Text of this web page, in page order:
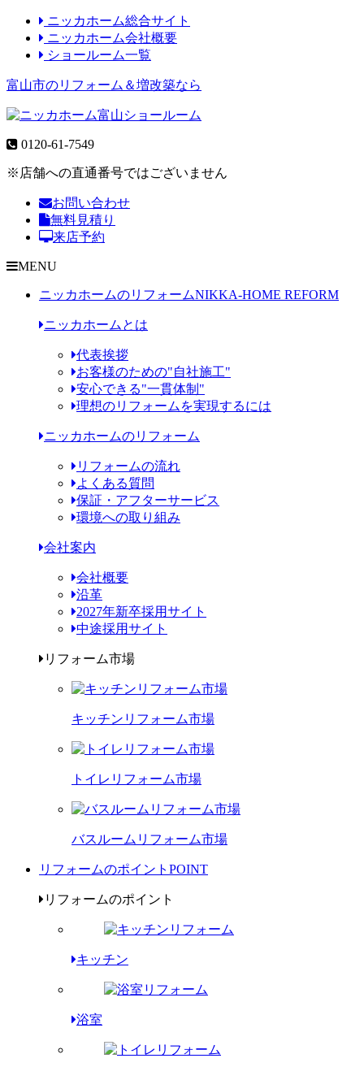
ニッカホーム総合サイト
ニッカホーム会社概要
ショールーム一覧
富山市のリフォーム＆増改築なら
0120-61-7549
※店舗への直通番号ではございません
お問い合わせ
無料見積り
来店予約
MENU
ニッカホームのリフォームNIKKA-HOME REFORM
ニッカホームとは
代表挨拶
お客様のための"自社施工"
安心できる"一貫体制"
理想のリフォームを実現するには
ニッカホームのリフォーム
リフォームの流れ
よくある質問
保証・アフターサービス
環境への取り組み
会社案内
会社概要
沿革
2027年新卒採用サイト
中途採用サイト
リフォーム市場
キッチンリフォーム市場
トイレリフォーム市場
バスルームリフォーム市場
リフォームのポイント POINT
リフォームのポイント
キッチン
浴室